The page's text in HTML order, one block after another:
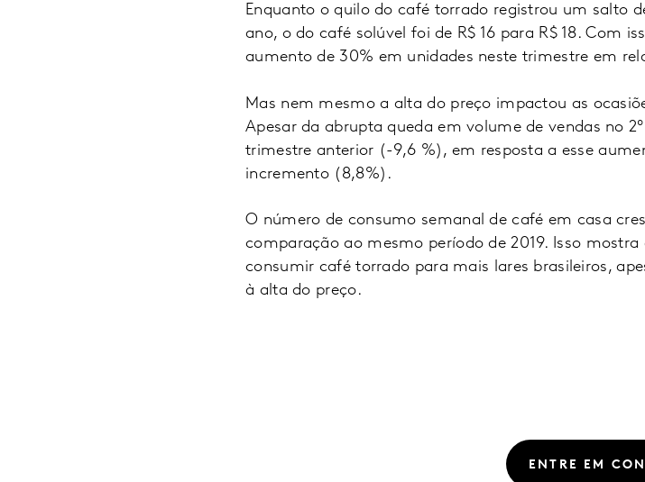
Enquanto o quilo do café torrado registrou um salto
ano, o do café solúvel foi de R$ 16 para R$ 18. Com
aumento de 30% em unidades neste trimestre em
Mas nem mesmo a alta do preço impactou as
Apesar da abrupta queda em volume de vendas no
trimestre anterior (-9,6 %), em resposta a esse
incremento (8,8%).
O número de consumo semanal de café em casa
comparação ao mesmo período de 2019. Isso
consumir café torrado para mais lares brasileiros,
à alta do preço.
ENTRE EM